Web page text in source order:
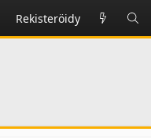
Rekisteröidy